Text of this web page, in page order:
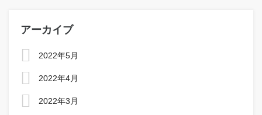
アーカイブ
2022年5月
2022年4月
2022年3月